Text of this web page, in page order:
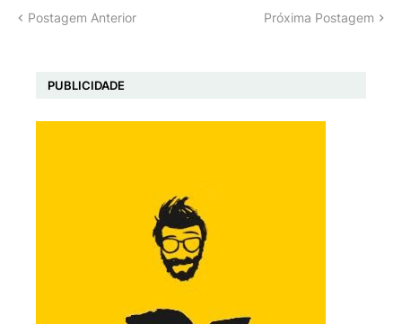
Postagem Anterior Próxima Postagem
PUBLICIDADE